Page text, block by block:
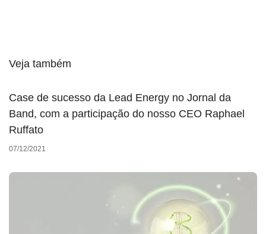
Veja também
Case de sucesso da Lead Energy no Jornal da
Band, com a participação do nosso CEO Raphael
Ruffato
07/12/2021